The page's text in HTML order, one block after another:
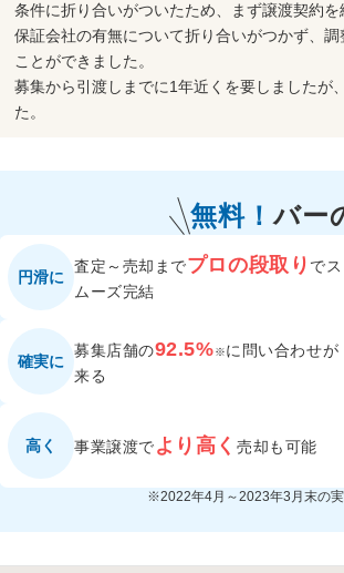
条件に折り合いがついたため、まず譲渡契約
保証会社の有無について折り合いがつかず、
ことができました。
募集から引渡しまでに1年近くを要しましたが
た。
無料！バー
円滑に
査定～売却までプロの段取り でス
ムーズ完結
確実に
募集店舗の92.5%※に 問い合わせが
来る
高く 事業譲渡でより高く売却も可能
※2022年4月～2023年3月末の